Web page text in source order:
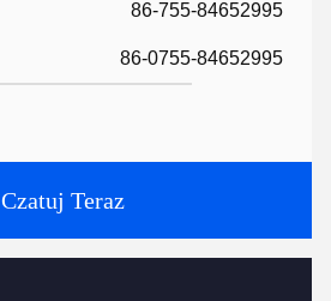
86-755-84652995
86-0755-84652995
Czatuj Teraz